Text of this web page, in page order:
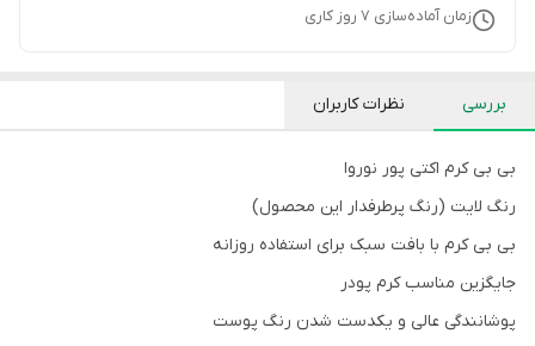
زمان آماده‌سازی 7 روز کاری
بررسی نظرات کاربران
بی بی کرم اکتی پور نوروا
رنگ لایت (رنگ پرطرفدار این محصول)
بی بی کرم با بافت سبک برای استفاده روزانه
جایگزین مناسب کرم پودر
پوشانندگی عالی و یکدست شدن رنگ پوست